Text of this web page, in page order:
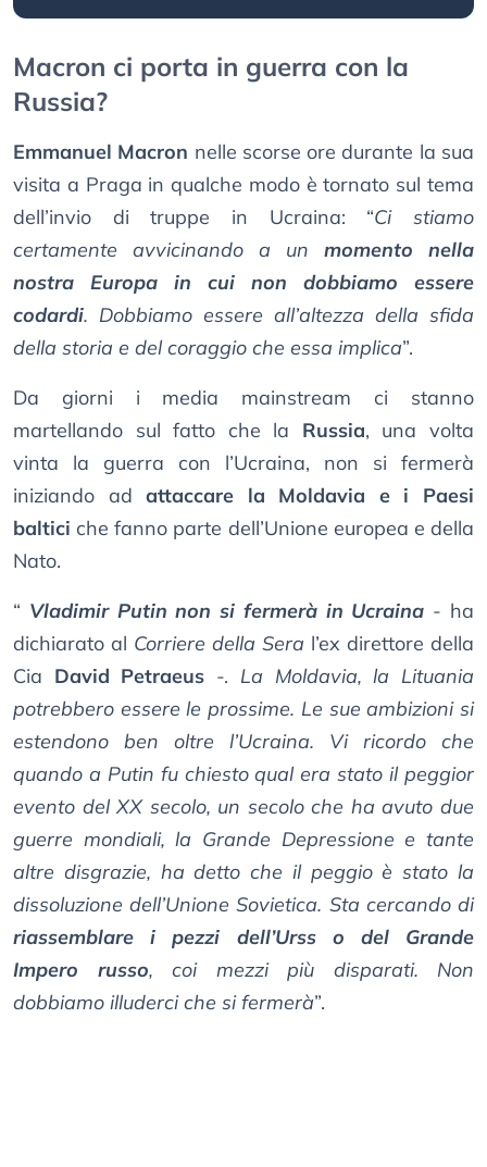
Macron ci porta in guerra con la
Russia?
Emmanuel Macron nelle scorse ore durante la sua
visita a Praga in qualche modo è tornato sul tema
dell’invio di truppe in Ucraina: “Ci stiamo
certamente avvicinando a un momento nella
nostra Europa in cui non dobbiamo essere
codardi. Dobbiamo essere all’altezza della sfida
della storia e del coraggio che essa implica”.
Da giorni i media mainstream ci stanno
martellando sul fatto che la Russia, una volta
vinta la guerra con l’Ucraina, non si fermerà
iniziando adattaccare la Moldavia e i Paesi
baltici che fanno parte dell’Unione europea e della
Nato.
“ Vladimir Putin non si fermerà in Ucraina - ha
dichiarato al Corriere della Sera l’ex direttore della
Cia David Petraeus -. La Moldavia, la Lituania
potrebbero essere le prossime. Le sue ambizioni si
estendono ben oltre l’Ucraina. Vi ricordo che
quando a Putin fu chiesto qual era stato il peggior
evento del XX secolo, un secolo che ha avuto due
guerre mondiali, la Grande Depressione e tante
altre disgrazie, ha detto che il peggio è stato la
dissoluzione dell’Unione Sovietica. Sta cercando di
riassemblare i pezzi dell’Urss o del Grande
Impero russo, coi mezzi più disparati. Non
dobbiamo illuderci che si fermerà”.